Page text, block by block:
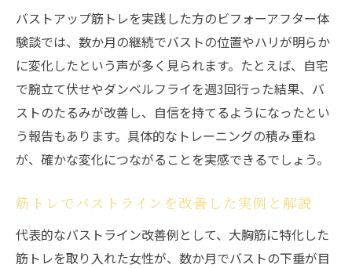
バストアップ筋トレを実践した方のビフォーアフター体
験談では、数か月の継続でバストの位置やハリが明らか
に変化したという声が多く見られます。たとえば、自宅
で腕立て伏せやダンベルフライを週3回行った結果、バ
ストのたるみが改善し、自信を持てるようになったとい
う報告もあります。具体的なトレーニングの積み重ね
が、確かな変化につながることを実感できるでしょう。
筋トレでバストラインを改善した実例と解説
代表的なバストライン改善例として、大胸筋に特化した
筋トレを取り入れた女性が、数か月でバストの下垂が目